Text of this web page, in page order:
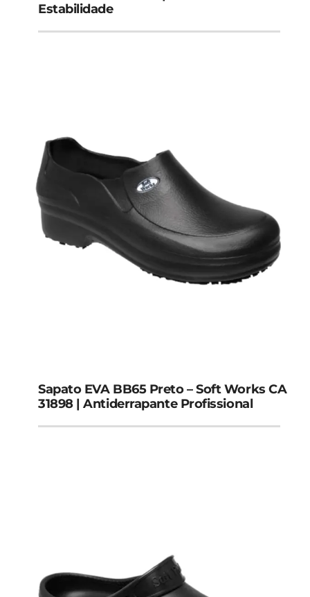
Estabilidade
Sapato EVA BB65 Preto – Soft Works CA
31898 | Antiderrapante Profissional